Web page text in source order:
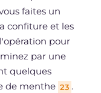
faites un
confiture et les
pour
par une
quelques
de menthe 23 .